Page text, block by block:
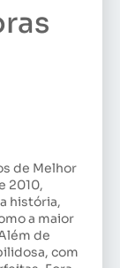
de Melhor
2010,
história,
a maior
de
com